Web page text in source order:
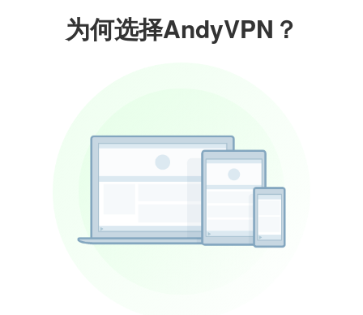
为何选择AndyVPN？